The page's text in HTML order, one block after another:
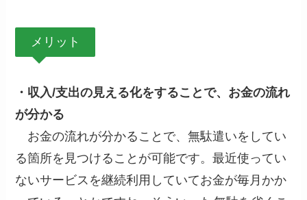
メリット
・収入/支出の見える化をすることで、お金の流れ
が分かる
お金の流れが分かることで、無駄遣いをしてい
る箇所を見つけることが可能です。最近使ってい
ないサービスを継続利用していてお金が毎月かか